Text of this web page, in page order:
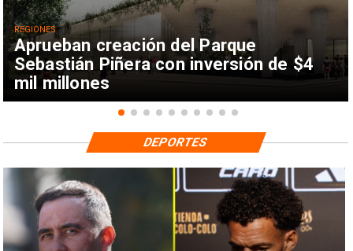
Aprueban creación del Parque
Sebastián Piñera con inversión de $4
mil millones
REGIONES
DEPORTES